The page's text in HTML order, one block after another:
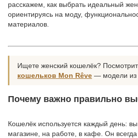
расскажем, как выбрать идеальный
ориентируясь на моду,
материалов.
Ищете женский кошелёк?
кошельков Mon Rêve — модели из
Почему важно правильно
Кошелёк используется каждый день: вы
магазине, на работе, в кафе. Он